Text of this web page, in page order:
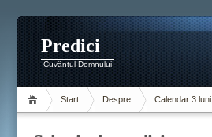
Predici
Cuvântul Domnului
Start Despre Calendar 3 luni